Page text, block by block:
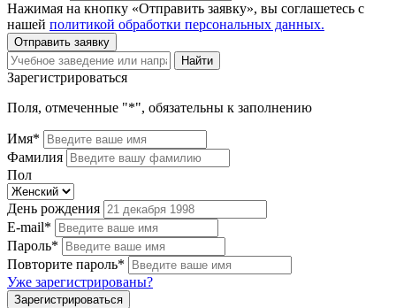
Нажимая на кнопку «Отправить заявку», вы соглашетесь с
нашей политикой обработки персональных данных.
Отправить заявку
Найти
Зарегистрироваться
Поля, отмеченные "*", обязательны к заполнению
Имя*
Фамилия
Пол
День рождения
E-mail*
Пароль*
Повторите пароль*
Уже зарегистрированы?
Зарегистрироваться